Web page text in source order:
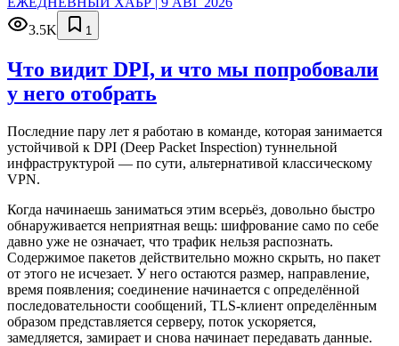
3.5K
1
Что видит DPI, и что мы попробовали
у него отобрать
Последние пару лет я работаю в команде, которая занимается
устойчивой к DPI (Deep Packet Inspection) туннельной
инфраструктурой — по сути, альтернативой классическому
VPN.
Когда начинаешь заниматься этим всерьёз, довольно быстро
обнаруживается неприятная вещь: шифрование само по себе
давно уже не означает, что трафик нельзя распознать.
Содержимое пакетов действительно можно скрыть, но пакет
от этого не исчезает. У него остаются размер, направление,
время появления; соединение начинается с определённой
последовательности сообщений, TLS-клиент определённым
образом представляется серверу, поток ускоряется,
замедляется, замирает и снова начинает передавать данные.